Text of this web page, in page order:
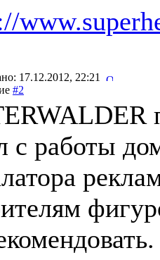
17.12.2012, 22:21
#2
с работы